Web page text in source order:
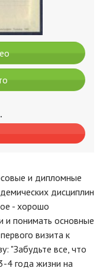
и дипломные
дисциплин
- хорошо
и понимать основные
визита к
"Забудьте все, что
4 года жизни на